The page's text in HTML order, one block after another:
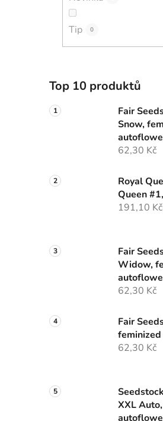
l
Tip 0
Top 10 produktů
Fair
Snow,
62,30 Kč
Royal
Queen
191,10 Kč
Fair
Widow,
62,30 Kč
Fair
62,30 Kč
XXL